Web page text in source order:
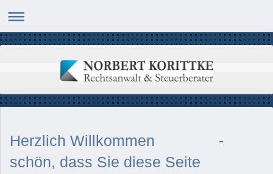
Herzlich Willkommen -
schön, dass Sie diese Seite